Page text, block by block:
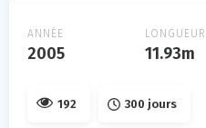
ANNÉE
2005
LONGUEUR
11.93m
192 300 jours